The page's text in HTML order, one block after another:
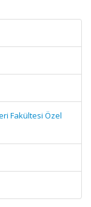
Fakültesi Özel